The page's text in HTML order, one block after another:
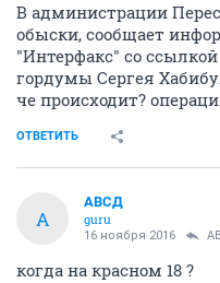
В администрации
обыски, сообщает
"Интерфакс" со
гордумы Сергея
че происходит?
ОТВЕТИТЬ
А
АВСД
guru
16 ноября 2016
когда на красном 18 ?